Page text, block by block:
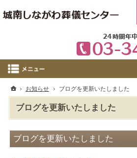
ブログを更新いたしました
ブログを更新いたしました
ホーム
お知らせ ブログを更新いたしました